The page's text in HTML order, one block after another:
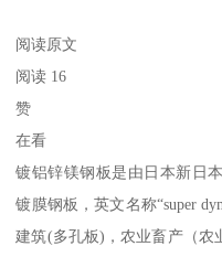
阅读原文
阅读 16
赞
在看
镀铝锌镁钢板是由日本新日
镀膜钢板，英文名称“super
建筑(多孔板)，农业畜产（农